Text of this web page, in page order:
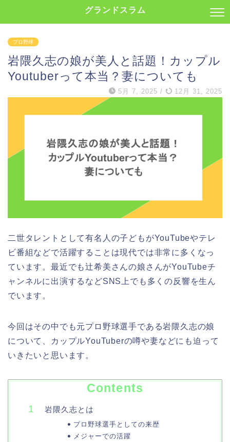
グランドスラム
プロ野球
岩隈久志の娘が美人と話題！カップル
Youtuberって本当？妻についても
5月 7, 2025 / 12月 31, 2025
二世タレントとして有名人の子どもがYouTubeやテレ
ビ番組などで活躍することは現代では非常に多くなっ
ています。最近でも辻希美さんの娘さんがYouTubeチ
ャンネルに出演するなどSNS上でも多くの反響を生ん
でいます。
今回はその中でも元プロ野球選手である岩隈久志の娘
について、カップルYouTuberの噂や妻などにも迫って
いきたいと思います。
Contents
岩隈久志とは
プロ野球選手としての来歴
メジャーでの活躍